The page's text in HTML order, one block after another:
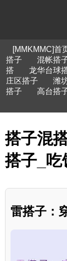
[MMKMMC]首
搭子
混帐搭
搭
龙华台球
庄区搭子
潍
搭子
高台搭
搭子混
搭子_吃
雷搭子：